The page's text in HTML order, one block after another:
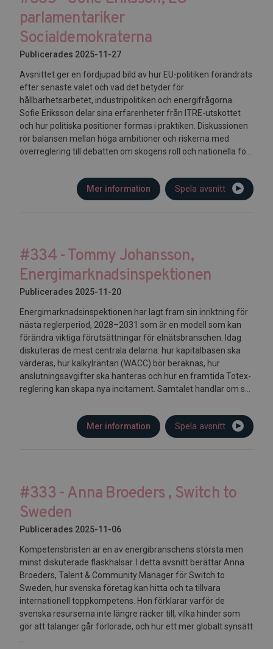
parlamentariker
Socialdemokraterna
Publicerades 2025-11-27
Avsnittet ger en fördjupad bild av hur EU-politiken förändrats
efter senaste valet och vad det betyder för
hållbarhetsarbetet, industripolitiken och energifrågorna.
Sofie Eriksson delar sina erfarenheter från ITRE-utskottet
och hur politiska positioner formas i praktiken. Diskussionen
rör balansen mellan höga ambitioner och riskerna med
överreglering till debatten om skogens roll och nationella fö...
Spela avsnitt
Mer information
#334 - Tommy Johansson,
Energimarknadsinspektionen
Publicerades 2025-11-20
Energimarknadsinspektionen har lagt fram sin inriktning för
nästa reglerperiod, 2028–2031 som är en modell som kan
förändra viktiga förutsättningar för elnätsbranschen. Idag
diskuteras de mest centrala delarna: hur kapitalbasen ska
värderas, hur kalkylräntan (WACC) bör beräknas, hur
anslutningsavgifter ska hanteras och hur en framtida Totex-
reglering kan skapa nya incitament. Samtalet handlar om s...
Spela avsnitt
Mer information
#333 - Anna Broeders , Switch to
Sweden
Publicerades 2025-11-06
Kompetensbristen är en av energibranschens största men
minst diskuterade flaskhalsar. I detta avsnitt berättar Anna
Broeders, Talent & Community Manager för Switch to
Sweden, hur svenska företag kan hitta och ta tillvara
internationell toppkompetens. Hon förklarar varför de
svenska resurserna inte längre räcker till, vilka hinder som
gör att talanger går förlorade, och hur ett mer globalt synsätt